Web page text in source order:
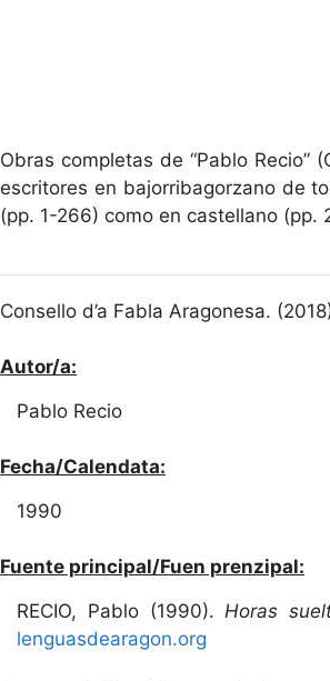
Obras completas de “Pablo Recio”
escritores en bajorribagorzano de
(pp. 1-266) como en castellano (pp.
Consello d’a Fabla Aragonesa.
Autor/a:
Pablo Recio
Fecha/Calendata:
1990
Fuente principal/Fuen prenzipal:
RECIO, Pablo (1990). Horas
lenguasdearagon.org